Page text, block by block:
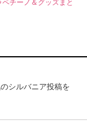
チーノ＆グッズまと
シルバニア投稿を